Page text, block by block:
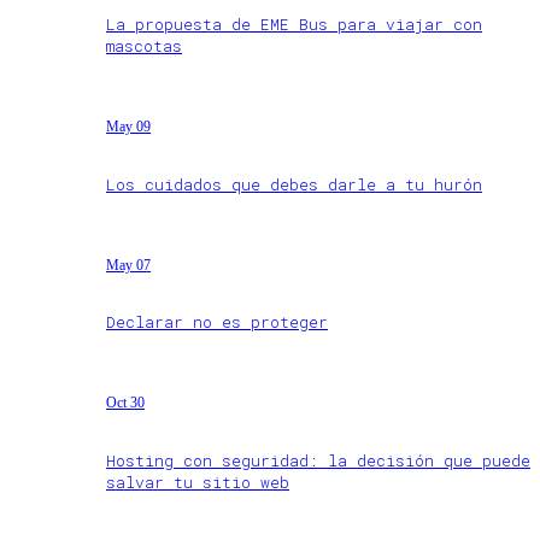
La propuesta de EME Bus para viajar con
mascotas
May 09
Los cuidados que debes darle a tu hurón
May 07
Declarar no es proteger
Oct 30
Hosting con seguridad: la decisión que puede
salvar tu sitio web